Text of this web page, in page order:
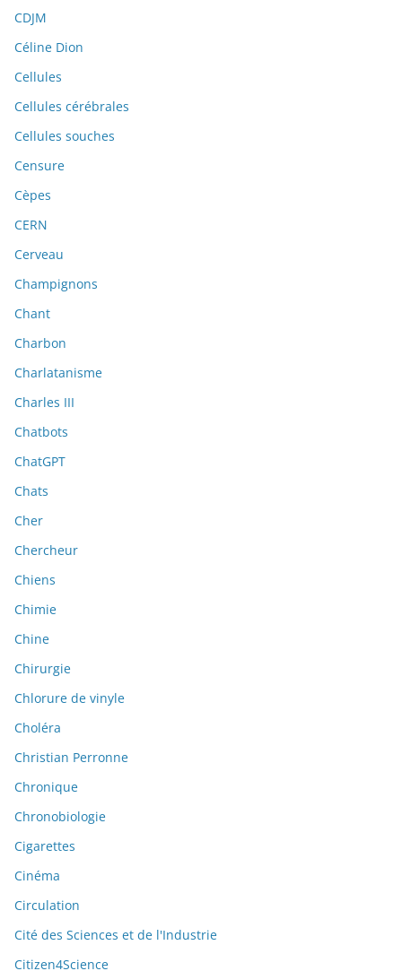
CDJM
Céline Dion
Cellules
Cellules cérébrales
Cellules souches
Censure
Cèpes
CERN
Cerveau
Champignons
Chant
Charbon
Charlatanisme
Charles III
Chatbots
ChatGPT
Chats
Cher
Chercheur
Chiens
Chimie
Chine
Chirurgie
Chlorure de vinyle
Choléra
Christian Perronne
Chronique
Chronobiologie
Cigarettes
Cinéma
Circulation
Cité des Sciences et de l'Industrie
Citizen4Science